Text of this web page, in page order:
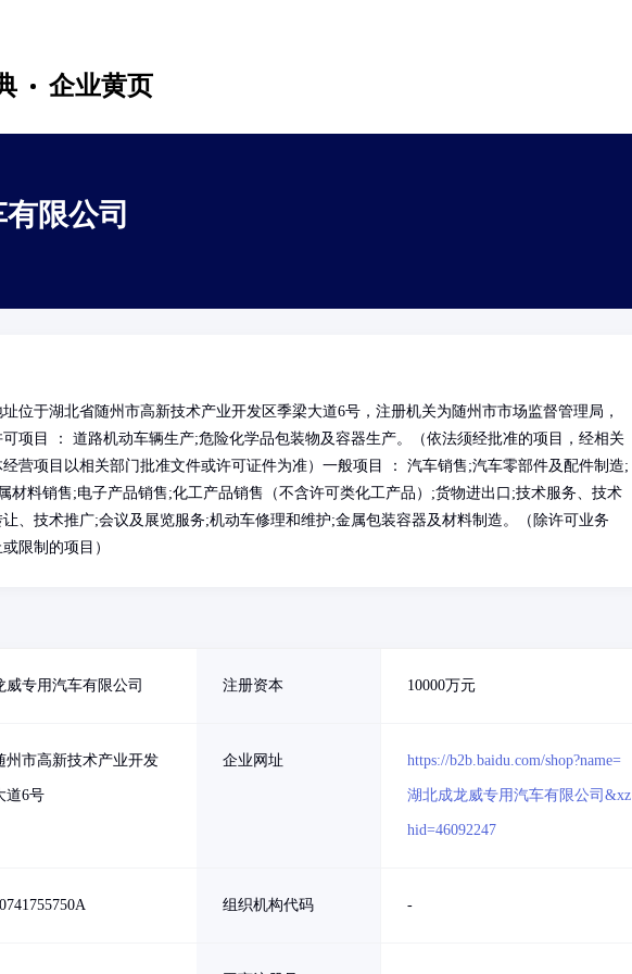
企业黄页
限公司
位于湖北省随州市高新技术产业开发区季梁大道6号，注册机关为随州市市场监督管理局，
项目 ： 道路机动车辆生产;危险化学品包装物及容器生产。（依法须经批准的项目，经相关
营项目以相关部门批准文件或许可证件为准）一般项目 ： 汽车销售;汽车零部件及配件制造;
材料销售;电子产品销售;化工产品销售（不含许可类化工产品）;货物进出口;技术服务、技术
、技术推广;会议及展览服务;机动车修理和维护;金属包装容器及材料制造。（除许可业务
限制的项目）
威专用汽车有限公司 注册资本 10000万元
州市高新技术产业开发
道6号
企业网址 https://b2b.baidu.com/shop?name=
湖北成龙威专用汽车有限公司&xz
hid=46092247
组织机构代码 -